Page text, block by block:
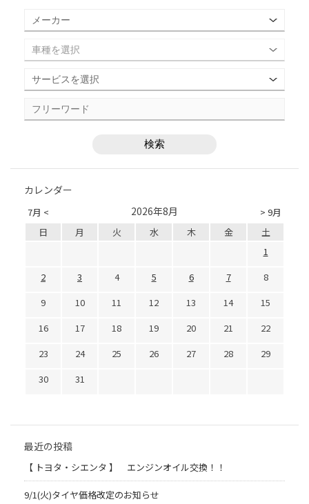
カレンダー
7月 < > 9月
2026年8月
日 月 火 水 木 金
土
1
2
3 4 5 6 7
8
9
10 11 12 13 14
15
16
17 18 19 20 21
22
23
24 25 26 27 28
29
30
31
最近の投稿
【 トヨタ・シエンタ 】 エンジンオイル交換！！
9/1(火)タイヤ価格改定のお知らせ